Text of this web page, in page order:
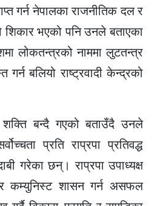
गर्न नेपालका राजनीतिक दल र
भएको पनि उनले बताएका
लोकतन्त्रको नाममा लुटतन्त्र
बलियो राष्ट्रवादी केन्द्रको
शक्ति बन्दै गएको बताउँदै उनले
प्रति राप्रपा प्रतिवद्ध
गरेका छन्। राप्रपा उपाध्यक्ष
कम्युनिस्ट शासन गर्न असफल